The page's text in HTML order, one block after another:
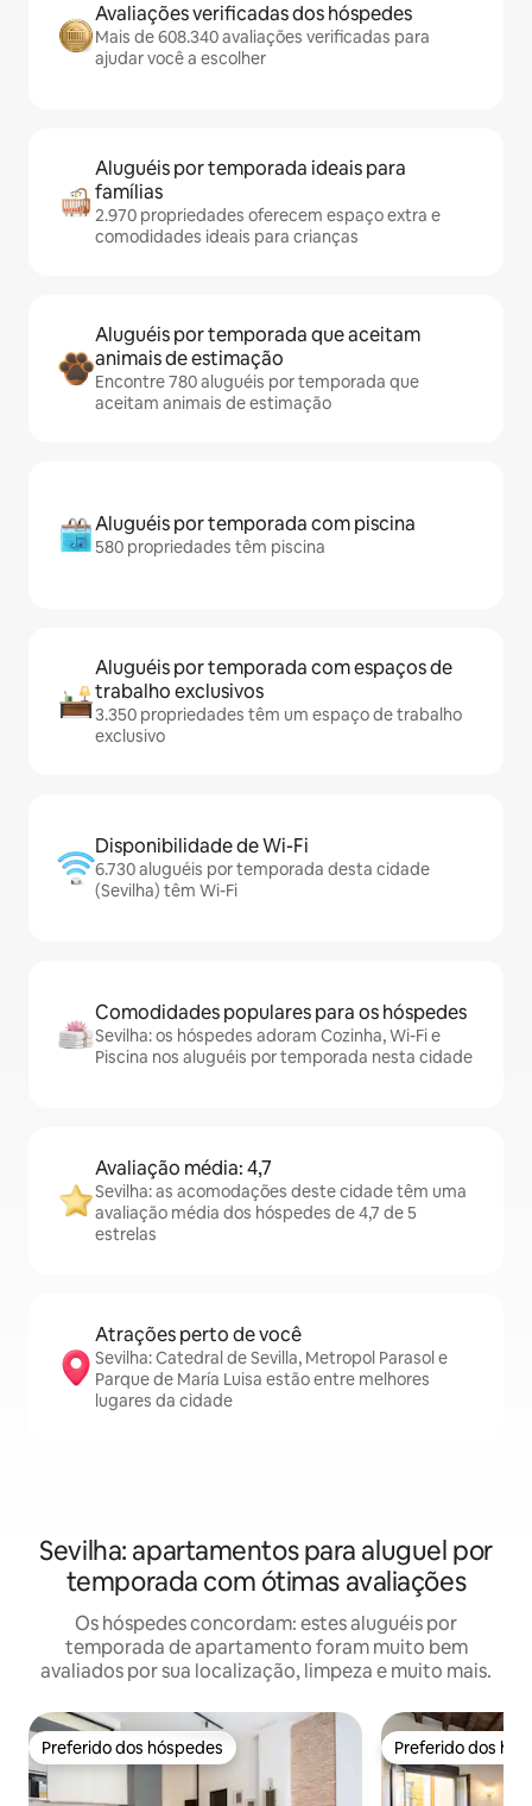
Avaliações verificadas dos hóspedes
Mais de 608.340 avaliações verificadas para
ajudar você a escolher
Aluguéis por temporada ideais para
famílias
2.970 propriedades oferecem espaço extra e
comodidades ideais para crianças
Aluguéis por temporada que aceitam
animais de estimação
Encontre 780 aluguéis por temporada que
aceitam animais de estimação
Aluguéis por temporada com piscina
580 propriedades têm piscina
Aluguéis por temporada com espaços de
trabalho exclusivos
3.350 propriedades têm um espaço de trabalho
exclusivo
Disponibilidade de Wi-Fi
6.730 aluguéis por temporada desta cidade
(Sevilha) têm Wi-Fi
Comodidades populares para os hóspedes
Sevilha: os hóspedes adoram Cozinha, Wi-Fi e
Piscina nos aluguéis por temporada nesta cidade
Avaliação média: 4,7
Sevilha: as acomodações deste cidade têm uma
avaliação média dos hóspedes de 4,7 de 5
estrelas
Atrações perto de você
Sevilha: Catedral de Sevilla, Metropol Parasol e
Parque de María Luisa estão entre melhores
lugares da cidade
Sevilha: apartamentos para aluguel por
temporada com ótimas avaliações
Os hóspedes concordam: estes aluguéis por
temporada de apartamento foram muito bem
avaliados por sua localização, limpeza e muito mais.
Preferido dos hóspedes
Preferido dos hóspedes Preferido dos
Preferido dos